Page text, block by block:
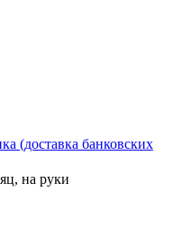
(доставка банковских
на руки